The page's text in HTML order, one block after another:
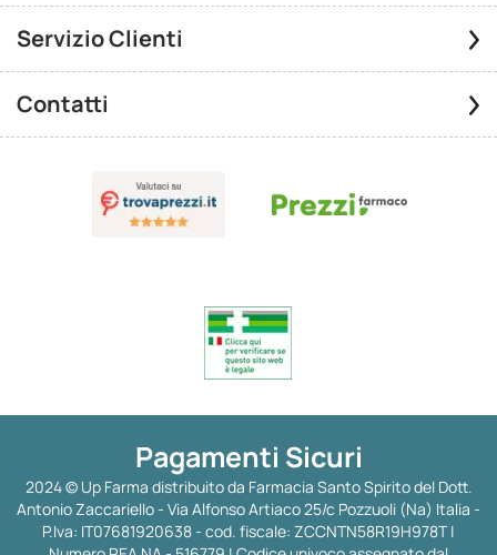
Servizio Clienti
Contatti
Pagamenti Sicuri
2024 © Up Farma distribuito da Farmacia Santo Spirito del Dott.
Antonio Zaccariello - Via Alfonso Artiaco 25/c Pozzuoli (Na) Italia -
P.Iva: IT07681920638 - cod. fiscale: ZCCNTN58R19H978T |